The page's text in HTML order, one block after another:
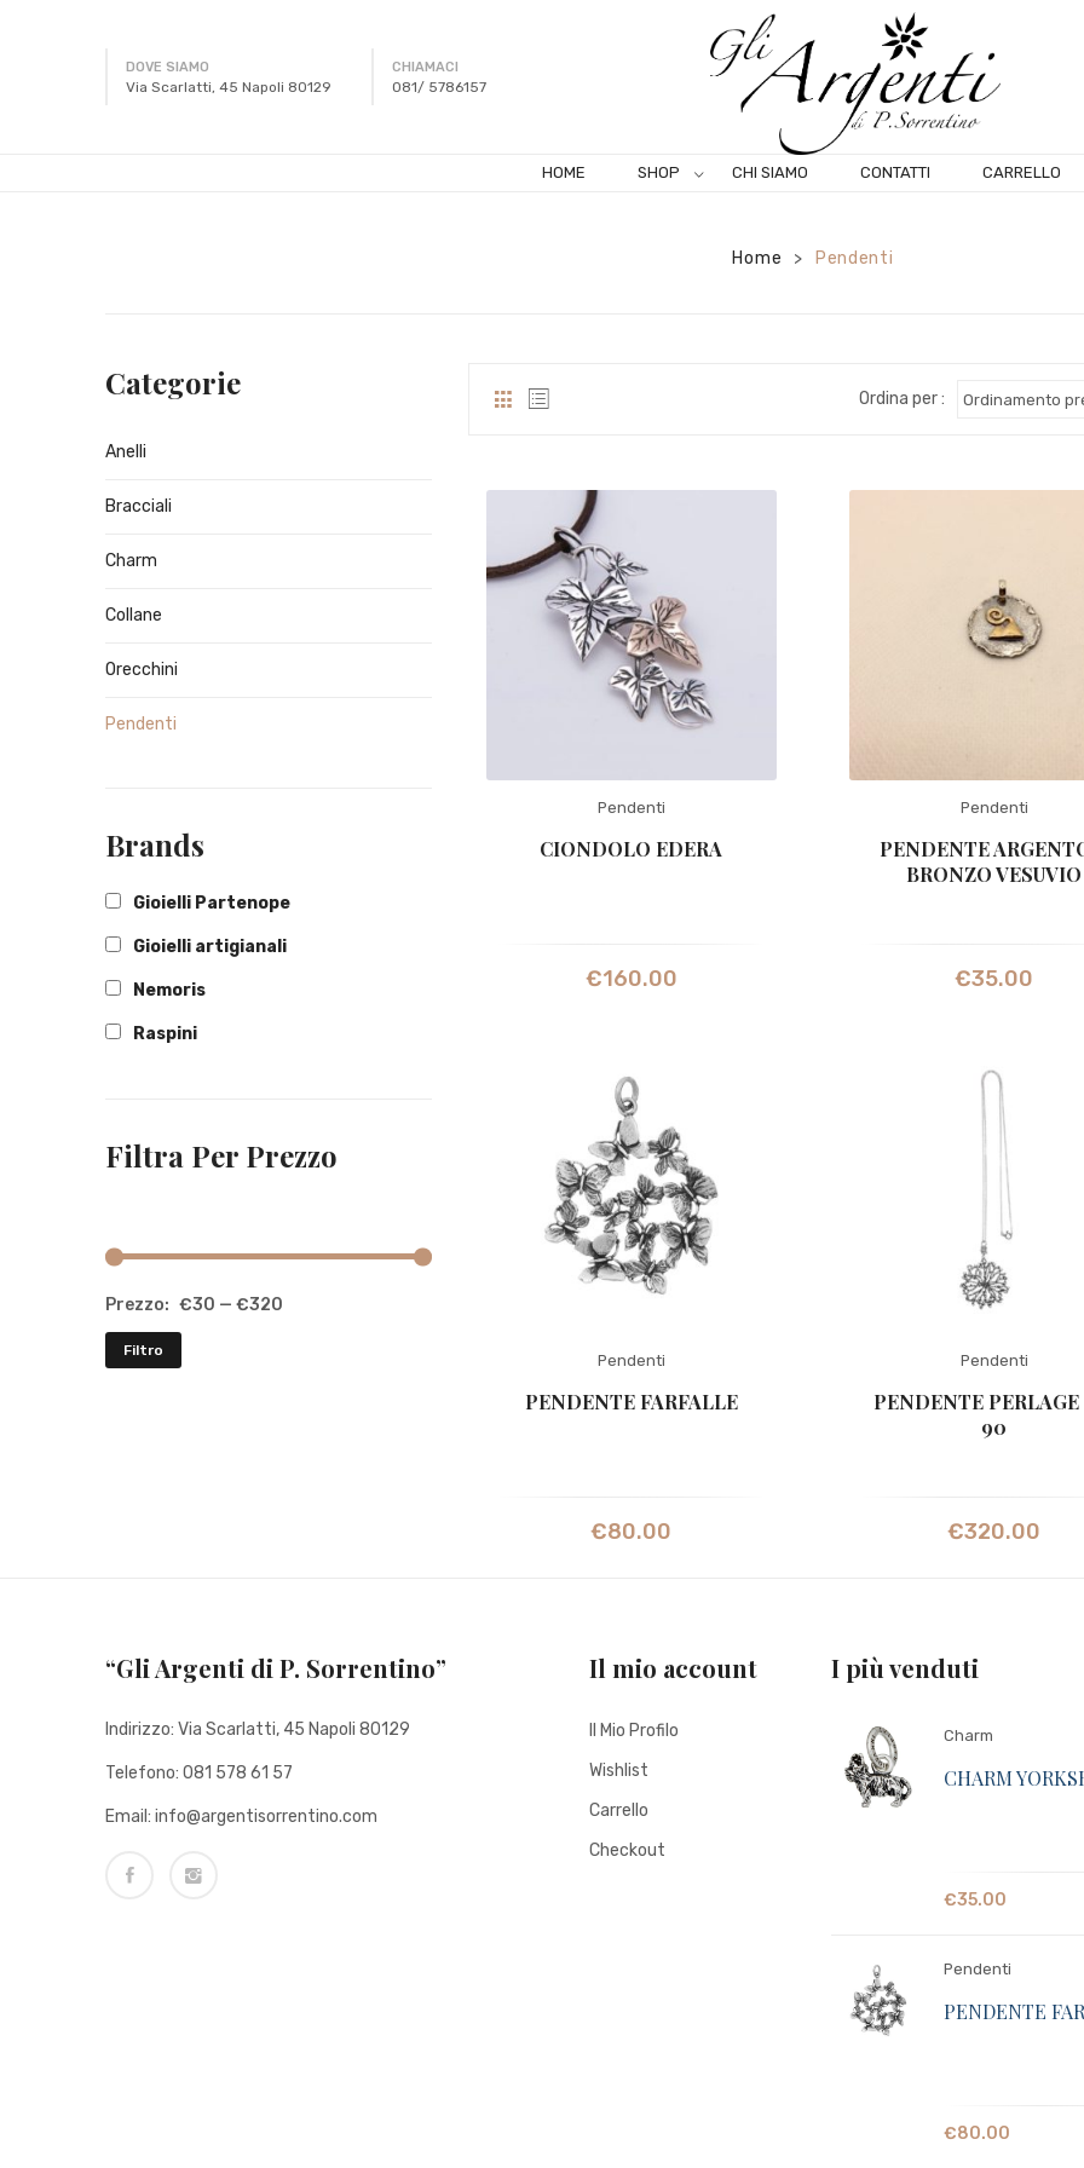
DOVE SIAMO
Via Scarlatti, 45 Napoli 80129
CHIAMACI
081/ 5786157
HOME SHOP CHI SIAMO CONTATTI CARRELLO
Home > Pendenti
Categorie
Anelli
Bracciali
Charm
Collane
Orecchini
Pendenti
Brands
Gioielli Partenope
Gioielli artigianali
Nemoris
Raspini
Filtra Per Prezzo
Filtro
Prezzo: €30 — €320
Ordina per :
Pendenti
CIONDOLO EDERA
€160.00
Pendenti
PENDENTE
BRONZO VESUVIO
€35.00
Pendenti
PENDENTE FARFALLE
€80.00
Pendenti
PENDENTE PERLAGE
90
€320.00
“Gli Argenti di P. Sorrentino”
Indirizzo: Via Scarlatti, 45 Napoli 80129
Telefono: 081 578 61 57
Email: info@argentisorrentino.com
Il mio account
Il Mio Profilo
Wishlist
Carrello
Checkout
I più venduti
Charm
CHARM
€35.00
Pendenti
PENDENTE
€80.00